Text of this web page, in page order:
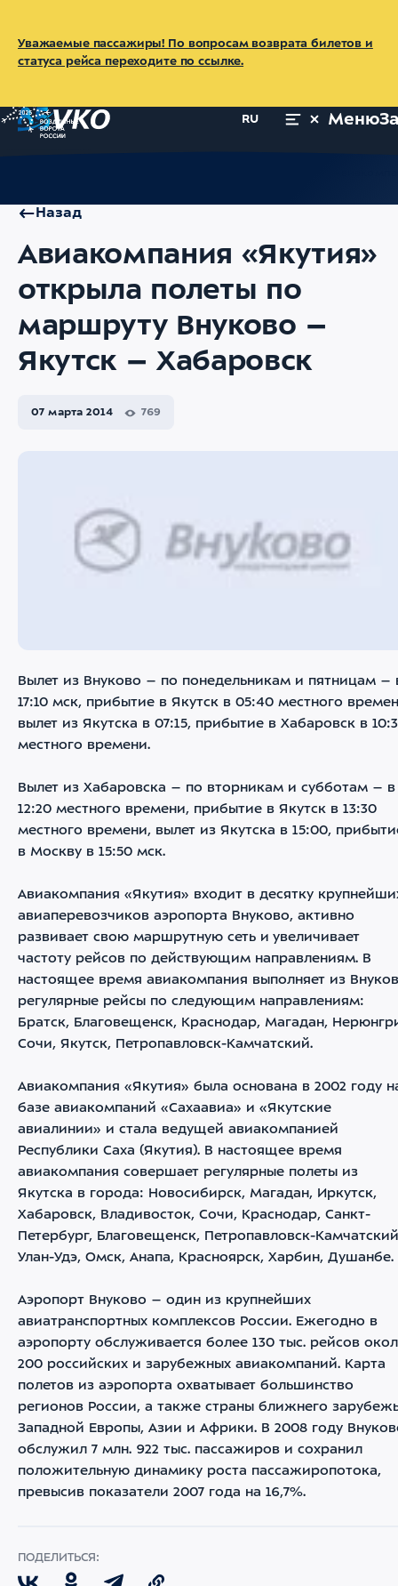
Уважаемые пассажиры! По вопросам возврата билетов и
статуса рейса переходите по ссылке.
RU Меню
Назад
Авиакомпания «Якутия»
открыла полеты по
маршруту Внуково –
Якутск – Хабаровск
07 марта 2014 769
Вылет из Внуково – по понедельникам и пятницам –
17:10 мск, прибытие в Якутск в 05:40 местного
вылет из Якутска в 07:15, прибытие в Хабаровск в
местного времени.
Вылет из Хабаровска – по вторникам и субботам – в
12:20 местного времени, прибытие в Якутск в 13:30
местного времени, вылет из Якутска в 15:00,
в Москву в 15:50 мск.
Авиакомпания «Якутия» входит в десятку
авиаперевозчиков аэропорта Внуково, активно
развивает свою маршрутную сеть и увеличивает
частоту рейсов по действующим направлениям. В
настоящее время авиакомпания выполняет из
регулярные рейсы по следующим направлениям:
Братск, Благовещенск, Краснодар, Магадан,
Сочи, Якутск, Петропавловск-Камчатский.
Авиакомпания «Якутия» была основана в 2002 году
базе авиакомпаний «Сахаавиа» и «Якутские
авиалинии» и стала ведущей авиакомпанией
Республики Саха (Якутия). В настоящее время
авиакомпания совершает регулярные полеты из
Якутска в города: Новосибирск, Магадан, Иркутск,
Хабаровск, Владивосток, Сочи, Краснодар, Санкт-
Петербург, Благовещенск, Петропавловск-
Улан-Удэ, Омск, Анапа, Красноярск, Харбин, Душанбе.
Аэропорт Внуково – один из крупнейших
авиатранспортных комплексов России. Ежегодно в
аэропорту обслуживается более 130 тыс. рейсов
200 российских и зарубежных авиакомпаний. Карта
полетов из аэропорта охватывает большинство
регионов России, а также страны ближнего
Западной Европы, Азии и Африки. В 2008 году
обслужил 7 млн. 922 тыс. пассажиров и сохранил
положительную динамику роста пассажиропотока,
превысив показатели 2007 года на 16,7%.
ПОДЕЛИТЬСЯ: